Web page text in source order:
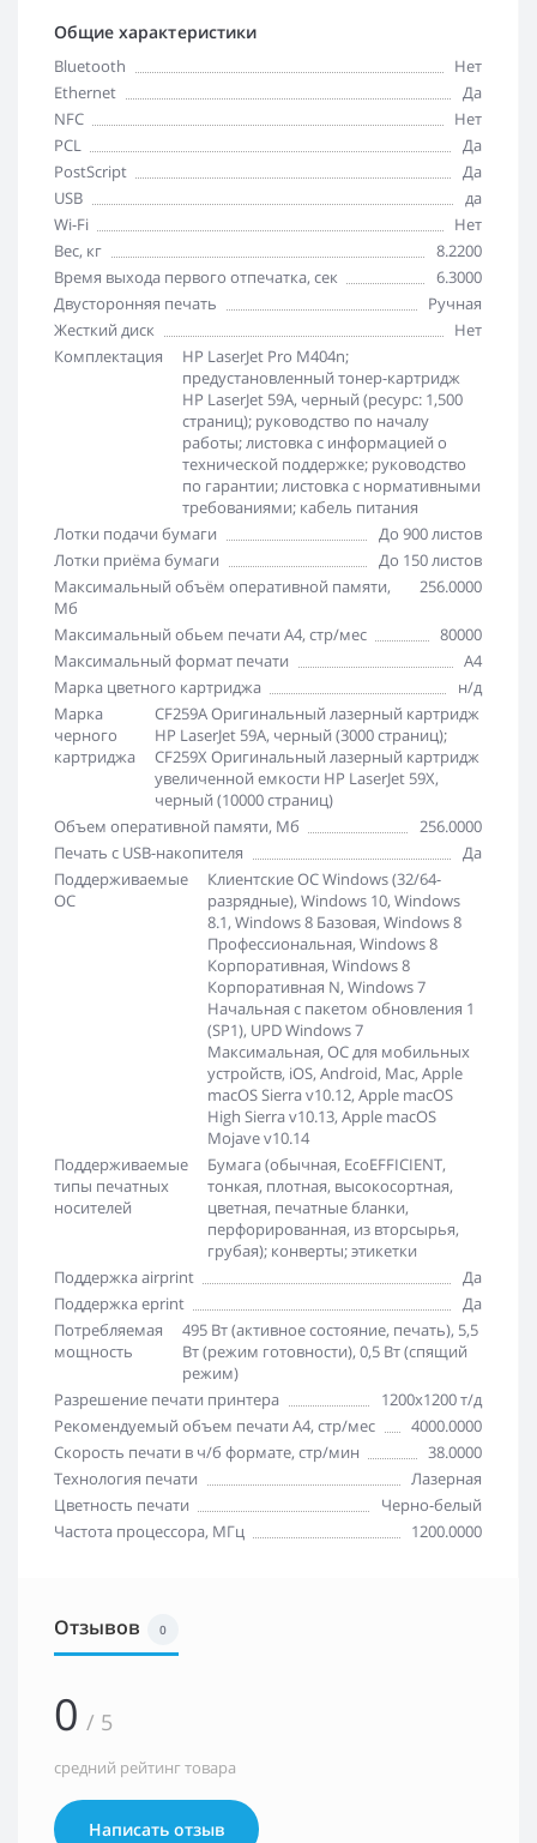
Общие характеристики
Bluetooth
Нет
Ethernet
Да
NFC
Нет
PCL
Да
PostScript
Да
USB
да
Wi-Fi
Нет
Вес, кг
8.2200
Время выхода первого отпечатка, сек
6.3000
Двусторонняя печать
Ручная
Жесткий диск
Нет
Комплектация
HP LaserJet Pro M404n;
предустановленный тонер-картридж
HP LaserJet 59A, черный (ресурс: 1,500
страниц); руководство по началу
работы; листовка с информацией о
технической поддержке; руководство
по гарантии; листовка с нормативными
требованиями; кабель питания
Лотки подачи бумаги
До 900 листов
Лотки приёма бумаги
До 150 листов
Максимальный объём оперативной памяти,
Мб
256.0000
Максимальный обьем печати А4, стр/мес
80000
Максимальный формат печати
A4
Марка цветного картриджа
н/д
Марка
черного
картриджа
CF259A Оригинальный лазерный картридж
HP LaserJet 59A, черный (3000 страниц);
CF259X Оригинальный лазерный картридж
увеличенной емкости HP LaserJet 59X,
черный (10000 страниц)
Объем оперативной памяти, Мб
256.0000
Печать с USB-накопителя
Да
Поддерживаемые
ОС
Клиентские ОС Windows (32/64-
разрядные), Windows 10, Windows
8.1, Windows 8 Базовая, Windows 8
Профессиональная, Windows 8
Корпоративная, Windows 8
Корпоративная N, Windows 7
Начальная с пакетом обновления 1
(SP1), UPD Windows 7
Максимальная, ОС для мобильных
устройств, iOS, Android, Mac, Apple
macOS Sierra v10.12, Apple macOS
High Sierra v10.13, Apple macOS
Mojave v10.14
Поддерживаемые
типы печатных
носителей
Бумага (обычная, EcoEFFICIENT,
тонкая, плотная, высокосортная,
цветная, печатные бланки,
перфорированная, из вторсырья,
грубая); конверты; этикетки
Поддержка airprint
Да
Поддержка eprint
Да
Потребляемая
мощность
495 Вт (активное состояние, печать), 5,5
Вт (режим готовности), 0,5 Вт (спящий
режим)
Разрешение печати принтера
1200x1200 т/д
Рекомендуемый объем печати А4, стр/мес
4000.0000
Скорость печати в ч/б формате, стр/мин
38.0000
Технология печати
Лазерная
Цветность печати
Черно-белый
Частота процессора, МГц
1200.0000
Отзывов 0
0 / 5
средний рейтинг товара
Написать отзыв